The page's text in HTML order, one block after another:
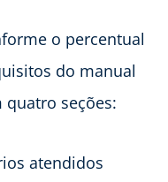
o percentual
do manual
seções:
atendidos